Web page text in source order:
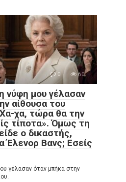
0 60
νύφη μου γέλασαν
αίθουσα του
χα, τώρα θα την
τίποτα». Όμως τη
ο δικαστής,
Έλενορ Βανς; Εσείς
γέλασαν όταν μπήκα στην